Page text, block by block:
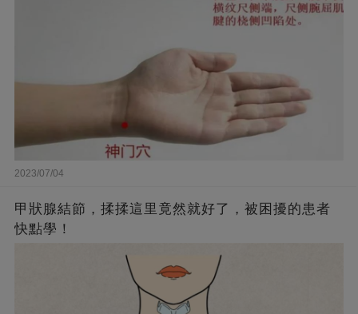
2023/07/04
甲狀腺結節，揉揉這里竟然就好了，被困擾的患者
快點學！